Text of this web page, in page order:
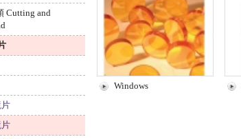
Windows
Cutting and